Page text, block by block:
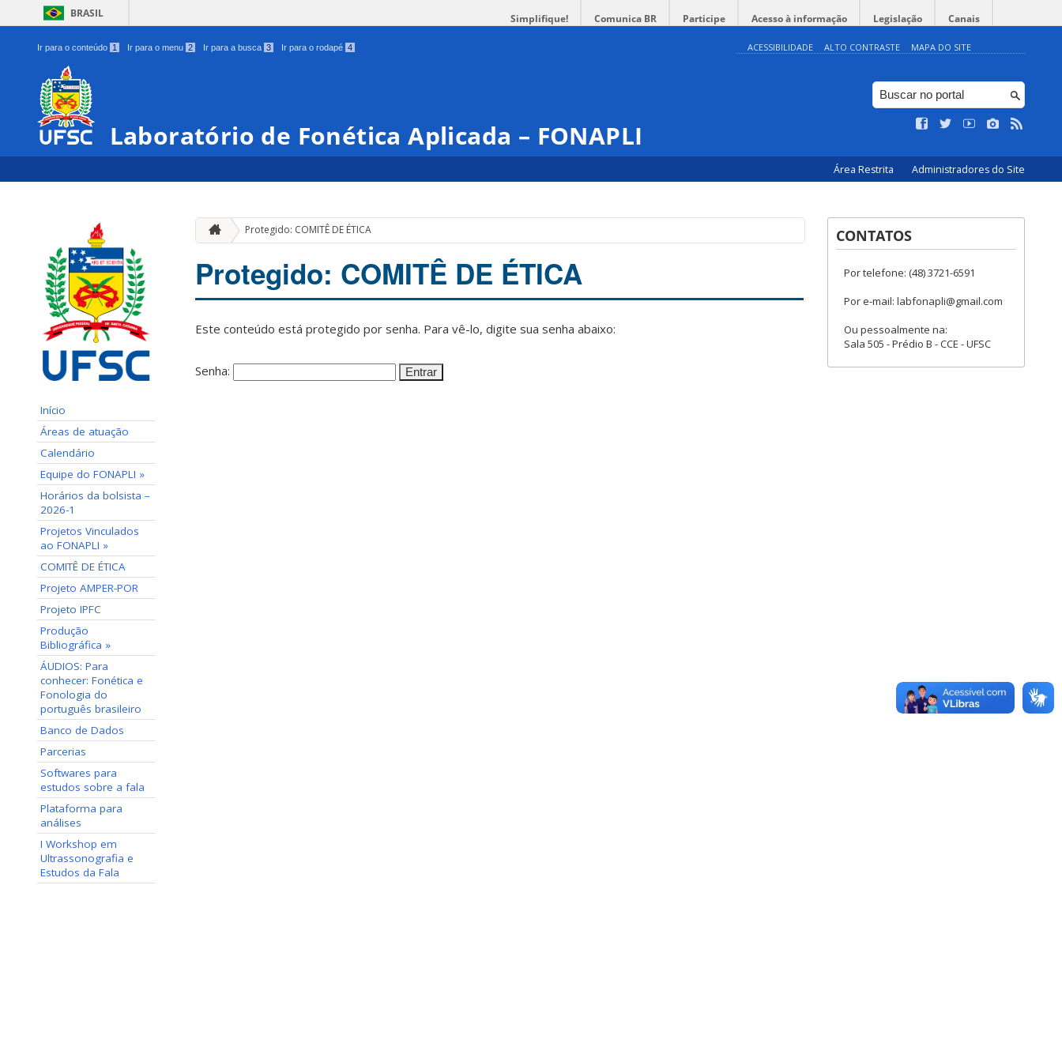
BRASIL Simplifique! Comunica BR Participe Acesso à informação Legislação Canais
Ir para o conteúdo 1 Ir para o menu 2 Ir para a busca 3 Ir para o rodapé 4 ACESSIBILIDADE ALTO CONTRASTE MAPA DO SITE
Laboratório de Fonética Aplicada – FONAPLI
Área Restrita Administradores do Site
Início
Áreas de atuação
Calendário
Equipe do FONAPLI »
Horários da bolsista –
2026-1
Projetos Vinculados
ao FONAPLI »
COMITÊ DE ÉTICA
Projeto AMPER-POR
Projeto IPFC
Produção
Bibliográfica »
ÁUDIOS: Para
conhecer: Fonética e
Fonologia do
português brasileiro
Banco de Dados
Parcerias
Softwares para
estudos sobre a fala
Plataforma para
análises
I Workshop em
Ultrassonografia e
Estudos da Fala
Protegido: COMITÊ DE ÉTICA
Protegido: COMITÊ DE ÉTICA
Este conteúdo está protegido por senha. Para vê-lo, digite sua senha abaixo:
Senha:
CONTATOS
Por telefone: (48) 3721-6591
Por e-mail: labfonapli@gmail.com
Ou pessoalmente na:
Sala 505 - Prédio B - CCE - UFSC